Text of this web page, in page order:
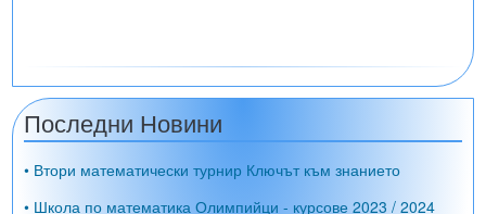
Последни Новини
• Втори математически турнир Ключът към знанието
• Школа по математика Олимпийци - курсове 2023 / 2024